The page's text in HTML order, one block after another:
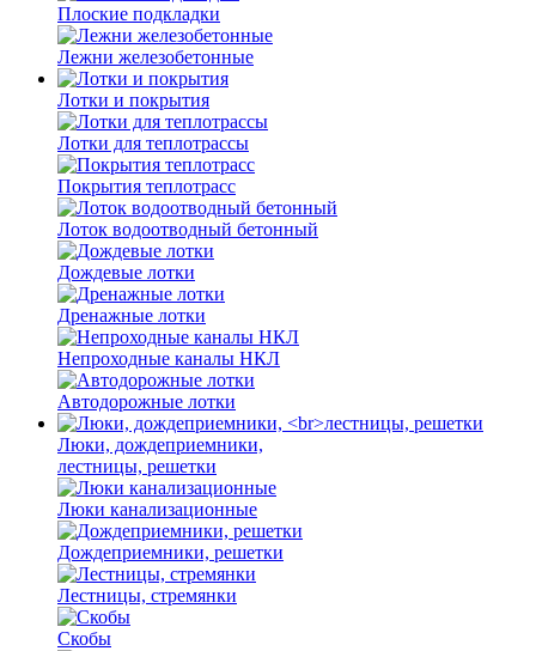
Плоские подкладки
Лежни железобетонные
Лотки и покрытия
Лотки для теплотрассы
Покрытия теплотрасс
Лоток водоотводный бетонный
Дождевые лотки
Дренажные лотки
Непроходные каналы НКЛ
Автодорожные лотки
Люки, дождеприемники,
лестницы, решетки
Люки канализационные
Дождеприемники, решетки
Лестницы, стремянки
Скобы